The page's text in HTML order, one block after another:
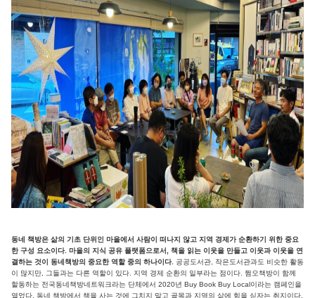
동네 책방은 삶의 기초 단위인 마을에서 사람이 떠나지 않고 지역 경제가 순환하기 위한 중요
한 구성 요소이다. 마을의 지식 공유 플랫폼으로서, 책을 읽는 이웃을 만들고 이웃과 이웃을 연
결하는 것이 동네책방의 중요한 역할 중의 하나이다. 공공도서관, 작은도서관과도 비슷한 활동
이 많지만, 그들과는 다른 역할이 있다. 지역 경제 순환의 일부라는 점이다. 쩜오책방이 함께
할동하는 전국동네책방네트워크라는 단체에서 2020년 Buy Book Buy Local이라는 캠페인을
열었다. 동네 책방에서 책을 사는 것에 그치지 말고 골목과 지역의 삶에 힘을 싣자는 취지이다.